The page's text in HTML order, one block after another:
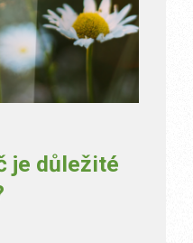
je důležité